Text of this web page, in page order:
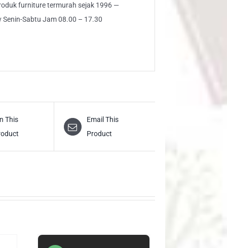
furniture termurah sejak 1996 —
Senin-Sabtu Jam 08.00 – 17.30
This
Email This
Product